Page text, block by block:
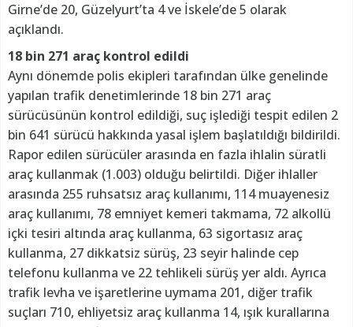
Girne’de 20, Güzelyurt’ta 4 ve İskele’de 5 olarak
açıklandı.
18 bin 271 araç kontrol edildi
Aynı dönemde polis ekipleri tarafından ülke genelinde
yapılan trafik denetimlerinde 18 bin 271 araç
sürücüsünün kontrol edildiği, suç işlediği tespit edilen 2
bin 641 sürücü hakkında yasal işlem başlatıldığı bildirildi.
Rapor edilen sürücüler arasında en fazla ihlalin süratli
araç kullanmak (1.003) olduğu belirtildi. Diğer ihlaller
arasında 255 ruhsatsız araç kullanımı, 114 muayenesiz
araç kullanımı, 78 emniyet kemeri takmama, 72 alkollü
içki tesiri altında araç kullanma, 63 sigortasız araç
kullanma, 27 dikkatsiz sürüş, 23 seyir halinde cep
telefonu kullanma ve 22 tehlikeli sürüş yer aldı. Ayrıca
trafik levha ve işaretlerine uymama 201, diğer trafik
suçları 710, ehliyetsiz araç kullanma 14, ışık kurallarına